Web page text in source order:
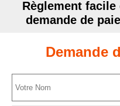
Règlement
demande de
Demande